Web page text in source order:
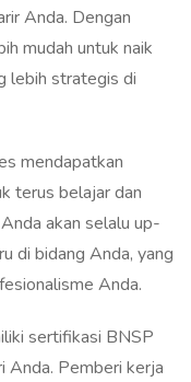
Anda. Dengan
mudah untuk naik
lebih strategis di
mendapatkan
terus belajar dan
akan selalu up-
di bidang Anda, yang
Anda.
sertifikasi BNSP
Anda. Pemberi kerja